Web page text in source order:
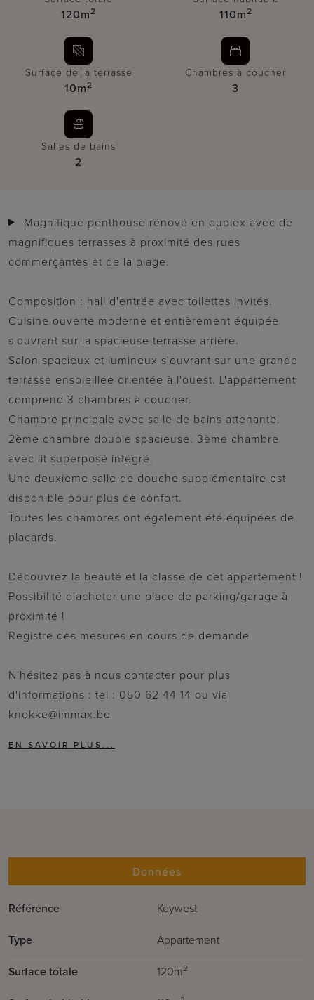
120m2 110m2
Surface de la terrasse
10m2
Chambres à coucher
3
Salles de bains
2
magnifiques terrasses à proximité des rues
commerçantes et de la plage.
Composition : hall d'entrée avec toilettes invités.
Cuisine ouverte moderne et entièrement équipée
s'ouvrant sur la spacieuse terrasse arrière.
Salon spacieux et lumineux s'ouvrant sur une grande
terrasse ensoleillée orientée à l'ouest. L'appartement
comprend 3 chambres à coucher.
Chambre principale avec salle de bains attenante.
2ème chambre double spacieuse. 3ème chambre
avec lit superposé intégré.
Une deuxième salle de douche supplémentaire est
disponible pour plus de confort.
Toutes les chambres ont également été équipées de
placards.
Découvrez la beauté et la classe de cet appartement !
Possibilité d'acheter une place de parking/garage à
proximité !
Registre des mesures en cours de demande
N'hésitez pas à nous contacter pour plus
d'informations : tel : 050 62 44 14 ou via
knokke@immax.be
Données
Référence Keywest
Type Appartement
Surface totale 120m2